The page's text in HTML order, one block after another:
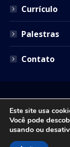
Currículo
Palestras
Contato
Copyright ©
Este site usa
Você pode
usando ou